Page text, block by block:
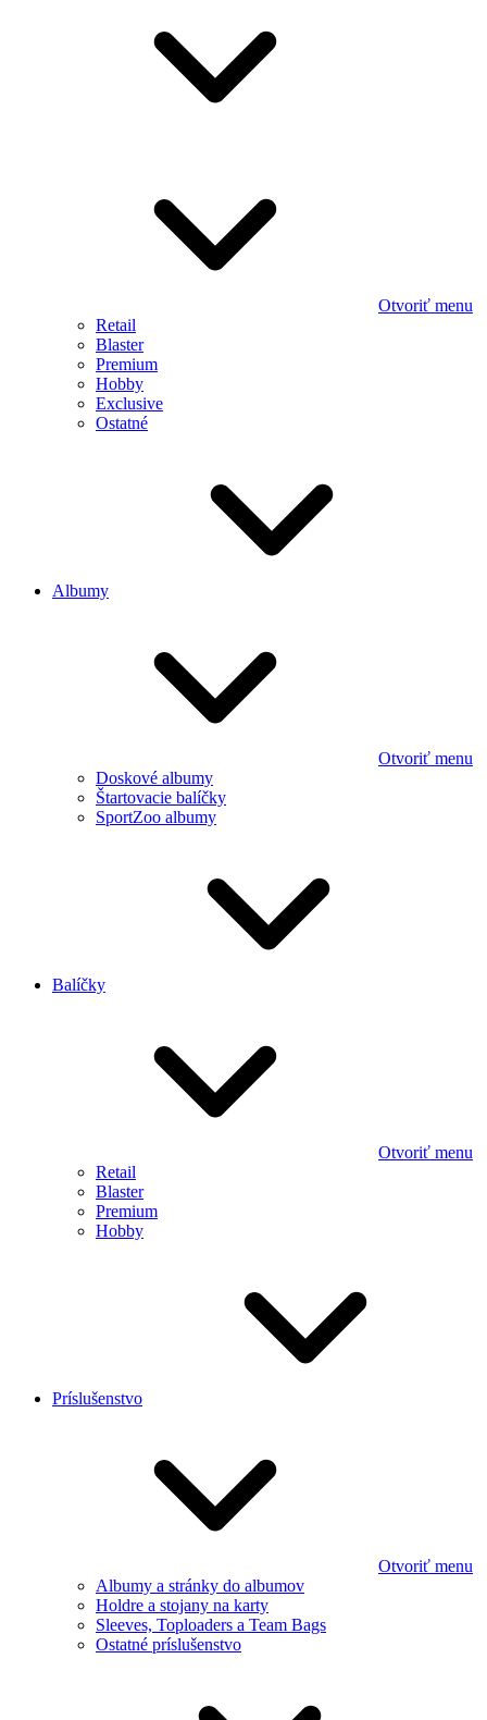
Otvoriť menu
Retail
Blaster
Premium
Hobby
Exclusive
Ostatné
Albumy
Otvoriť menu
Doskové albumy
Štartovacie balíčky
SportZoo albumy
Balíčky
Otvoriť menu
Retail
Blaster
Premium
Hobby
Príslušenstvo
Otvoriť menu
Albumy a stránky do albumov
Holdre a stojany na karty
Sleeves, Toploaders a Team Bags
Ostatné príslušenstvo